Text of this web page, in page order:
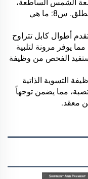
الشمس الساطعة،
س8: ما هي
أطوال كابل تتراوح
200 متر (33–656 قدم)، مما يوفر مرونة لتلبية
الفحص من وظيفة
التسوية الذاتية
مما يضمن توجهاً
معقد.